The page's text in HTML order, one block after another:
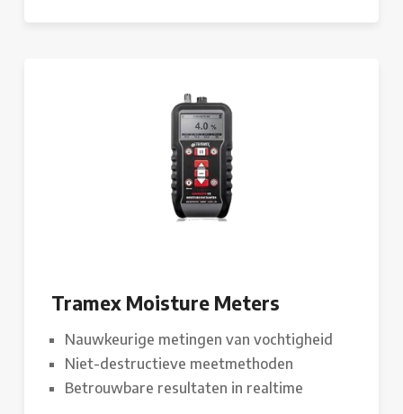
Tramex Moisture Meters
Nauwkeurige metingen van vochtigheid
Niet-destructieve meetmethoden
Betrouwbare resultaten in realtime